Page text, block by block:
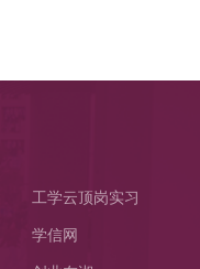
工学云顶岗实习
学信网